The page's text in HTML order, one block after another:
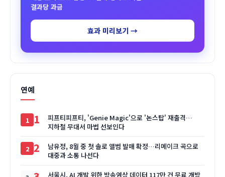
결과당 과금
효과 미리보기 →
연예
1
피프티피프티, 'Genie Magic'으로 '논스탑' 재출격…
지하철 무대서 마법 선보인다
2
남유정, 8월 중 첫 솔로 앨범 발매 확정…리메이크 곡으로
대중과 소통 나선다
서울시, AI 개발 위한 방송영상 데이터 117만 건 무료 개방